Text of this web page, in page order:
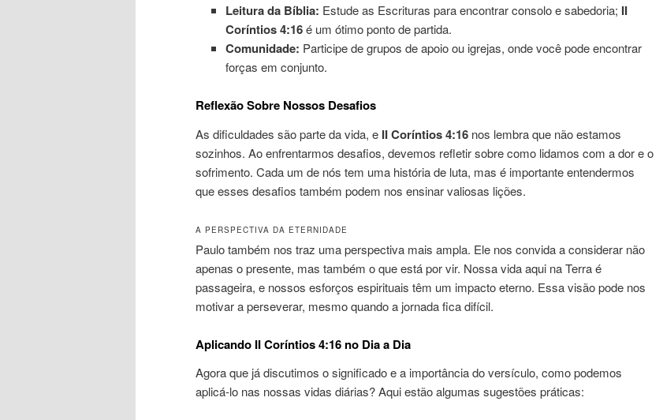
Leitura da Bíblia: Estude as Escrituras para encontrar consolo e sabedoria; II
Coríntios 4:16é um ótimo ponto de partida.
Comunidade: Participe de grupos de apoio ou igrejas, onde você pode encontrar
forças em conjunto.
Reflexão Sobre Nossos Desafios
As dificuldades são parte da vida, e II Coríntios 4:16 nos lembra que não estamos
sozinhos. Ao enfrentarmos desafios, devemos refletir sobre como lidamos com a dor e o
sofrimento. Cada um de nós tem uma história de luta, mas é importante entendermos
que esses desafios também podem nos ensinar valiosas lições.
A PERSPECTIVA DA ETERNIDADE
Paulo também nos traz uma perspectiva mais ampla. Ele nos convida a considerar não
apenas o presente, mas também o que está por vir. Nossa vida aqui na Terra é
passageira, e nossos esforços espirituais têm um impacto eterno. Essa visão pode nos
motivar a perseverar, mesmo quando a jornada fica difícil.
Aplicando II Coríntios 4:16 no Dia a Dia
Agora que já discutimos o significado e a importância do versículo, como podemos
aplicá-lo nas nossas vidas diárias? Aqui estão algumas sugestões práticas: